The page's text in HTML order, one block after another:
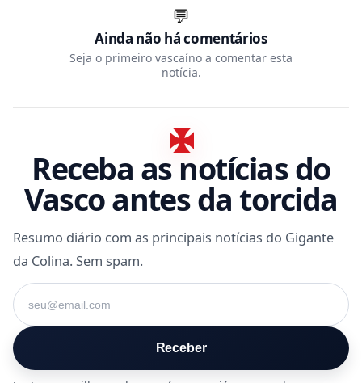
💬
Ainda não há comentários
Seja o primeiro vascaíno a comentar esta
notícia.
Receba as notícias do
Vasco antes da torcida
Resumo diário com as principais notícias do Gigante
da Colina. Sem spam.
Seu e-mail
Receber